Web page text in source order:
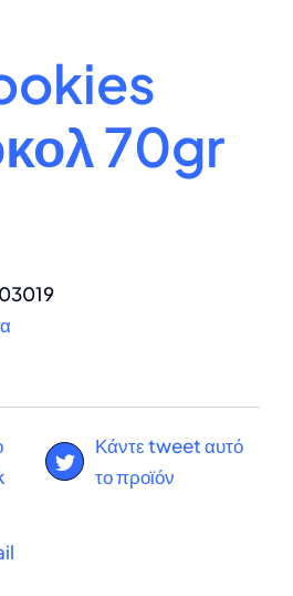
70gr
03019
Κάντε tweet αυτό
το προϊόν